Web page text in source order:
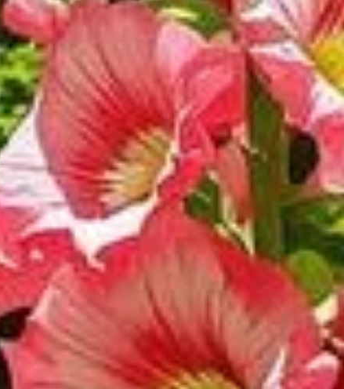
le secret d'une préparation minutieuse dès mars.
méthodes et conseils qui transformeront votre jardin en
ces plantes dès le mois de février-mars, vous augmentez
un système racinaire robuste et d'accumuler
en terrine et le semis direct en pleine terre. Le semis en
protégé. Ce choix vous permet de profiter d'une floraison
année, mais reflète un processus plus naturel.
plusieurs aspects essentiels tels que l'arrosage, la
idéale sans noyer les racines, qui pourraient pourrir en
solutions naturelles ou mécaniques telles que les